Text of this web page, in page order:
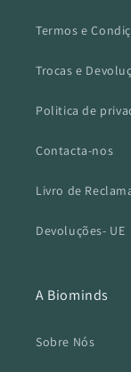
Termos e
Trocas e
Politica de
Contacta-nos
Livro de
Devoluções- UE
A Biominds
Sobre Nós